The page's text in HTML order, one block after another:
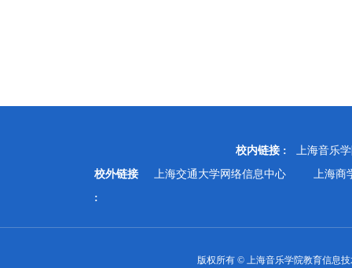
校内链接 :
上海音乐
校外链接
:
上海交通大学网络信息中心 上海商
版权所有 © 上海音乐学院教育信息